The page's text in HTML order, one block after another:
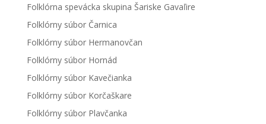
Folklórna spevácka skupina Šariske Gavaľire
Folklórny súbor Čarnica
Folklórny súbor Hermanovčan
Folklórny súbor Hornád
Folklórny súbor Kavečianka
Folklórny súbor Korčaškare
Folklórny súbor Plavčanka